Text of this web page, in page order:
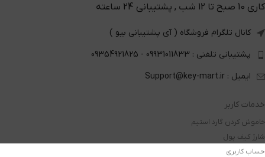
کاری 10 صبح تا 12 شب , پشتیبانی 24 ساعته
کانال تلگرام فروشگاه ( آی پشتیبانی بیو )
پشتیبانی تلفنی : 09931011833 - 09354921825
ایمیل : Support@key-mart.ir
خدمات کاربر
خاموش کردن گارد استیم
شارژ کیف پول
حساب کاربری